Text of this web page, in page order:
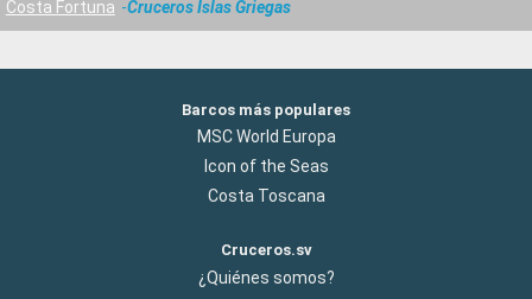
Costa Fortuna
Cruceros Islas Griegas
Barcos más populares
MSC World Europa
Icon of the Seas
Costa Toscana
Cruceros.sv
¿Quiénes somos?